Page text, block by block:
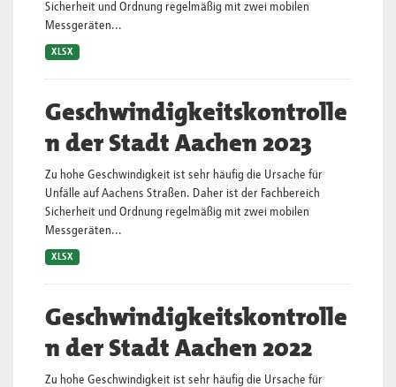
Sicherheit und Ordnung regelmäßig mit zwei mobilen
Messgeräten...
XLSX
Geschwindigkeitskontrolle
n der Stadt Aachen 2023
Zu hohe Geschwindigkeit ist sehr häufig die Ursache für
Unfälle auf Aachens Straßen. Daher ist der Fachbereich
Sicherheit und Ordnung regelmäßig mit zwei mobilen
Messgeräten...
XLSX
Geschwindigkeitskontrolle
n der Stadt Aachen 2022
Zu hohe Geschwindigkeit ist sehr häufig die Ursache für